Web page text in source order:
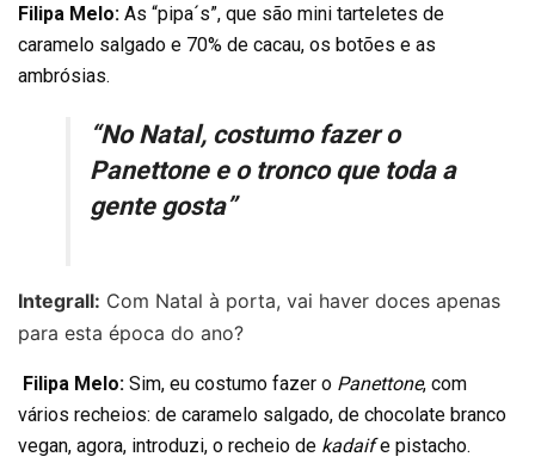
Filipa Melo: As “pipa´s”, que são mini tarteletes de
caramelo salgado e 70% de cacau, os botões e as
ambrósias.
“No Natal, costumo fazer o
Panettone e o tronco que toda a
gente gosta”
Integrall: Com Natal à porta, vai haver doces apenas
para esta época do ano?
Filipa Melo: Sim, eu costumo fazer o Panettone, com
vários recheios: de caramelo salgado, de chocolate branco
vegan, agora, introduzi, o recheio de kadaife pistacho.